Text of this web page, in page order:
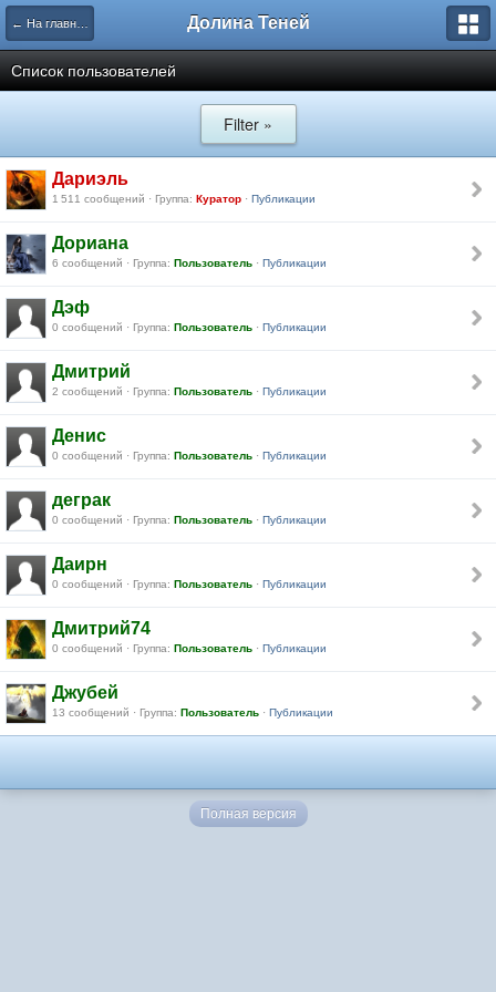
← На главную Долина Теней
Список пользователей
Filter »
Дариэль
1 511 сообщений · Группа: Куратор · Публикации
Дориана
6 сообщений · Группа: Пользователь · Публикации
Дэф
0 сообщений · Группа: Пользователь · Публикации
Дмитрий
2 сообщений · Группа: Пользователь · Публикации
Денис
0 сообщений · Группа: Пользователь · Публикации
деграк
0 сообщений · Группа: Пользователь · Публикации
Даирн
0 сообщений · Группа: Пользователь · Публикации
Дмитрий74
0 сообщений · Группа: Пользователь · Публикации
Джубей
13 сообщений · Группа: Пользователь · Публикации
Полная версия